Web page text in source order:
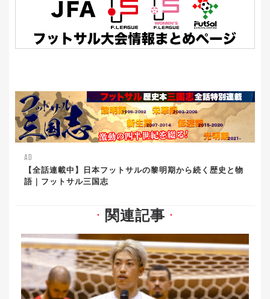
AD
【全話連載中】日本フットサルの黎明期から続く歴史と物
語｜フットサル三国志
▼ 関連記事 ▼